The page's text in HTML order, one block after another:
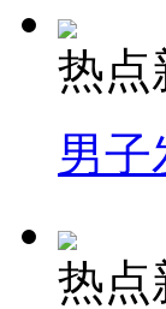
热点
男
热点